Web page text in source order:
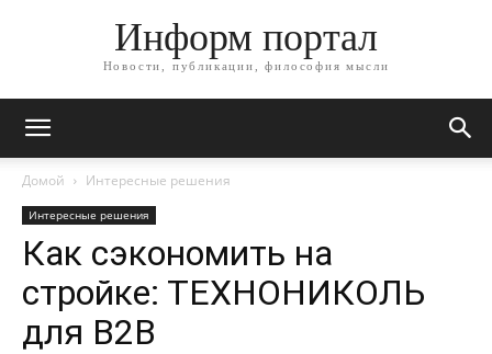
Информ портал
Новости, публикации, философия мысли
Домой Интересные решения
Интересные решения
Как сэкономить на
стройке: ТЕХНОНИКОЛЬ
для B2B